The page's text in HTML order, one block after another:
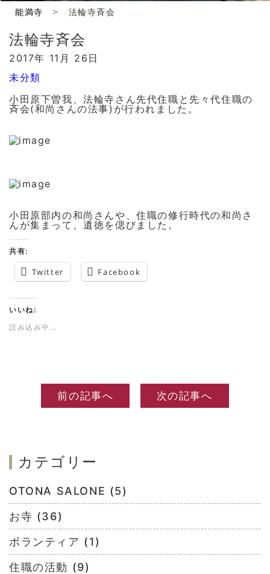
能満寺 > 法輪寺斉会
法輪寺斉会
2017年 11月 26日
未分類
小田原下曽我、法輪寺さん先代住職と先々代住職の
斉会(和尚さんの法事)が行われました。
小田原部内の和尚さんや、住職の修行時代の和尚さ
んが集まって、遺徳を偲びました。
共有:
Twitter Facebook
いいね:
読み込み中…
前の記事へ 次の記事へ
カテゴリー
OTONA SALONE (5)
お寺 (36)
ボランティア (1)
住職の活動 (9)